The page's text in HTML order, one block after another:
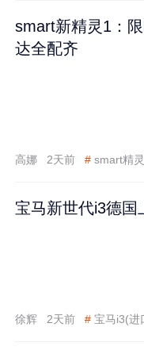
smart新精灵1：
达全配齐
高娜 2天前 # smart精
宝马新世代i3德国
徐辉 2天前 # 宝马i3(进